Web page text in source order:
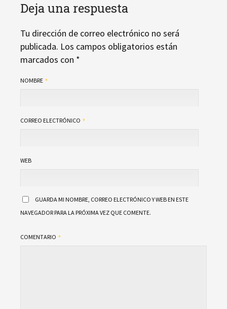
Deja una respuesta
Tu dirección de correo electrónico no será
publicada. Los campos obligatorios están
marcados con *
NOMBRE
CORREO ELECTRÓNICO
WEB
GUARDA MI NOMBRE, CORREO ELECTRÓNICO Y WEB EN ESTE
NAVEGADOR PARA LA PRÓXIMA VEZ QUE COMENTE.
COMENTARIO